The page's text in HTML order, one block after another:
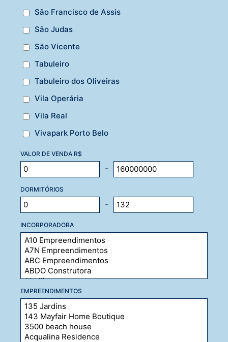
São Francisco de Assis
São Judas
São Vicente
Tabuleiro
Tabuleiro dos Oliveiras
Vila Operária
Vila Real
Vivapark Porto Belo
VALOR DE VENDA R$
-
DORMITÓRIOS
-
INCORPORADORA
EMPREENDIMENTOS